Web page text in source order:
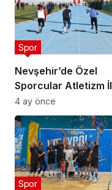
Nevşehir’de Özel
Sporcular Atletizm İl
Şampiyonası
Düzenlendi
Spor
4 ay önce
Spor